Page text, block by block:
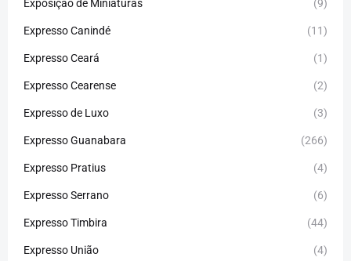
Exposição de Miniaturas (9)
Expresso Canindé (11)
Expresso Ceará (1)
Expresso Cearense (2)
Expresso de Luxo (3)
Expresso Guanabara (266)
Expresso Pratius (4)
Expresso Serrano (6)
Expresso Timbira (44)
Expresso União (4)